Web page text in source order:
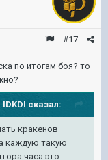
#17
по итогам боя? то
lDKDl сказал:
кракенов
каждую такую
часа это